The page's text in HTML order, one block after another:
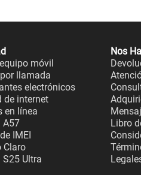
móvil
llamada
electrónicos
de internet
en línea
A57
IMEI
Claro
Ultra
Nos
Libro